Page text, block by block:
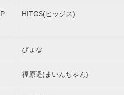
HITGS(ヒッジス)
ぴょな
福原遥(まいんちゃん)